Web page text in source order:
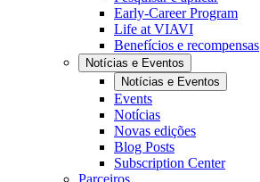
Early-Career Program
Life at VIAVI
Benefícios e recompensas
Notícias e Eventos
Notícias e Eventos
Events
Notícias
Novas edições
Blog Posts
Subscription Center